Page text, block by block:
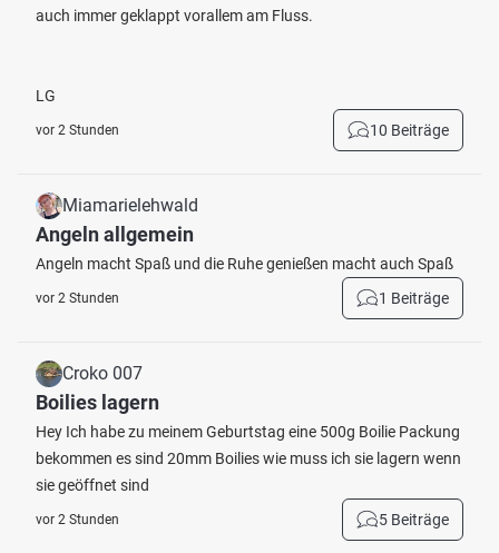
auch immer geklappt vorallem am Fluss.
LG
vor 2 Stunden 10 Beiträge
Miamarielehwald
Angeln allgemein
Angeln macht Spaß und die Ruhe genießen macht auch Spaß
vor 2 Stunden 1 Beiträge
Croko 007
Boilies lagern
Hey Ich habe zu meinem Geburtstag eine 500g Boilie Packung
bekommen es sind 20mm Boilies wie muss ich sie lagern wenn
sie geöffnet sind
vor 2 Stunden 5 Beiträge